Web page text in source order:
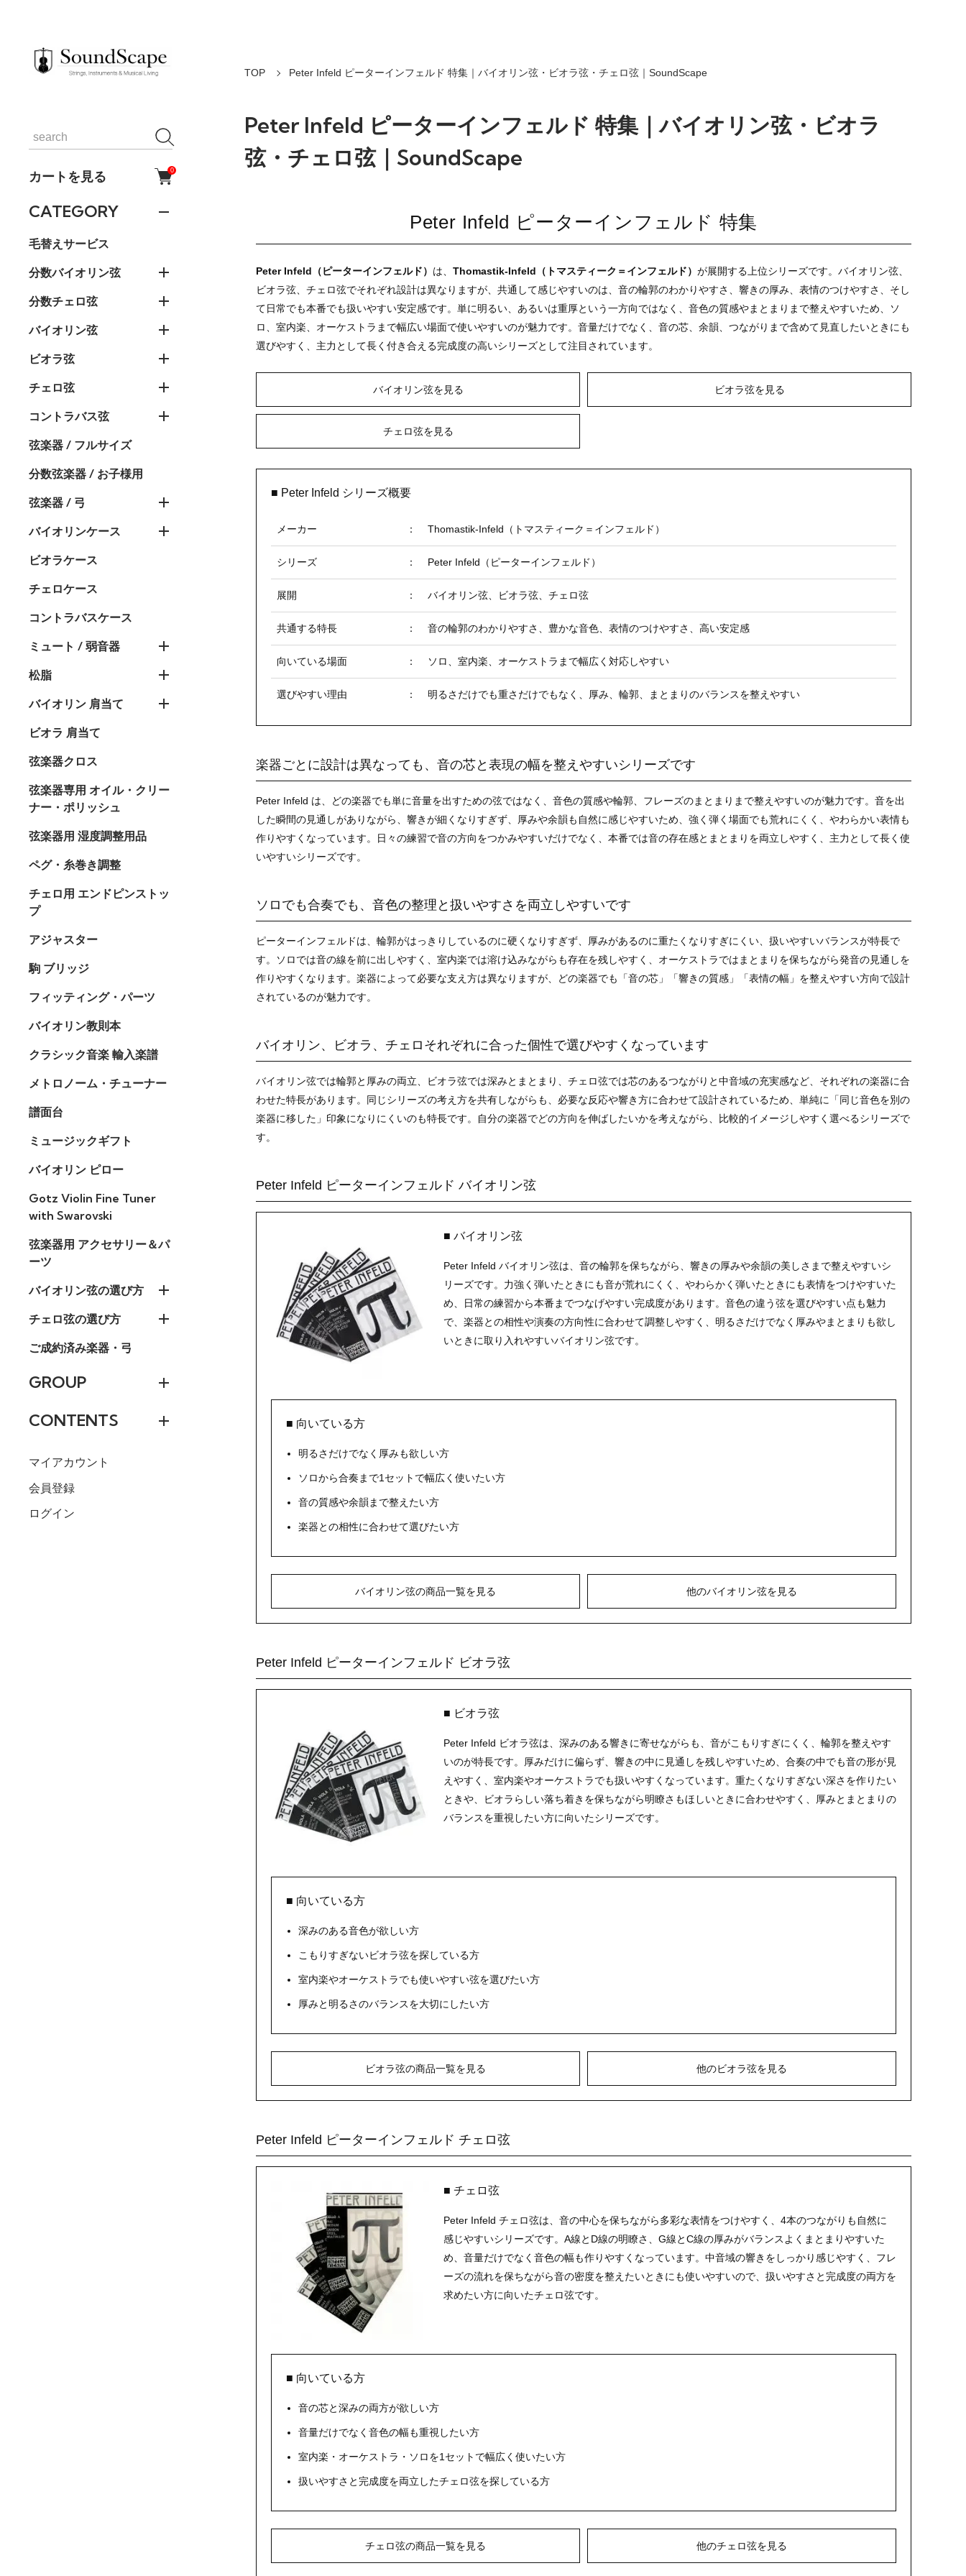
カートを見る 0
CATEGORY
毛替えサービス
分数バイオリン弦
分数チェロ弦
バイオリン弦
ビオラ弦
チェロ弦
コントラバス弦
弦楽器 / フルサイズ
分数弦楽器 / お子様用
弦楽器 / 弓
バイオリンケース
ビオラケース
チェロケース
コントラバスケース
ミュート / 弱音器
松脂
バイオリン 肩当て
ビオラ 肩当て
弦楽器クロス
弦楽器専用 オイル・クリー
ナー・ポリッシュ
弦楽器用 湿度調整用品
ペグ・糸巻き調整
チェロ用 エンドピンストッ
プ
アジャスター
駒 ブリッジ
フィッティング・パーツ
バイオリン教則本
クラシック音楽 輸入楽譜
メトロノーム・チューナー
譜面台
ミュージックギフト
バイオリン ピロー
Gotz Violin Fine Tuner
with Swarovski
弦楽器用 アクセサリー＆パ
ーツ
バイオリン弦の選び方
チェロ弦の選び方
ご成約済み楽器・弓
GROUP
CONTENTS
マイアカウント
会員登録
ログイン
TOP Peter Infeld ピーターインフェルド 特集｜バイオリン弦・ビオラ弦・チェロ弦｜SoundScape
Peter Infeld ピーターインフェルド 特集｜バイオリン弦・ビオラ
弦・チェロ弦｜SoundScape
Peter Infeld ピーターインフェルド 特集
Peter Infeld（ピーターインフェルド） は、 Thomastik-Infeld（トマスティーク＝インフェルド） が展開する上位シリーズです。バイオリン弦、
ビオラ弦、チェロ弦でそれぞれ設計は異なりますが、共通して感じやすいのは、音の輪郭のわかりやすさ、響きの厚み、表情のつけやすさ、そし
て日常でも本番でも扱いやすい安定感です。単に明るい、あるいは重厚という一方向ではなく、音色の質感やまとまりまで整えやすいため、ソ
ロ、室内楽、オーケストラまで幅広い場面で使いやすいのが魅力です。音量だけでなく、音の芯、余韻、つながりまで含めて見直したいときにも
選びやすく、主力として長く付き合える完成度の高いシリーズとして注目されています。
バイオリン弦を見る ビオラ弦を見る
チェロ弦を見る
■ Peter Infeld シリーズ概要
メーカー ： Thomastik-Infeld（トマスティーク＝インフェルド）
シリーズ ： Peter Infeld（ピーターインフェルド）
展開 ： バイオリン弦、ビオラ弦、チェロ弦
共通する特長 ： 音の輪郭のわかりやすさ、豊かな音色、表情のつけやすさ、高い安定感
向いている場面 ： ソロ、室内楽、オーケストラまで幅広く対応しやすい
選びやすい理由 ： 明るさだけでも重さだけでもなく、厚み、輪郭、まとまりのバランスを整えやすい
楽器ごとに設計は異なっても、音の芯と表現の幅を整えやすいシリーズです
Peter Infeld は、どの楽器でも単に音量を出すための弦ではなく、音色の質感や輪郭、フレーズのまとまりまで整えやすいのが魅力です。音を出
した瞬間の見通しがありながら、響きが細くなりすぎず、厚みや余韻も自然に感じやすいため、強く弾く場面でも荒れにくく、やわらかい表情も
作りやすくなっています。日々の練習で音の方向をつかみやすいだけでなく、本番では音の存在感とまとまりを両立しやすく、主力として長く使
いやすいシリーズです。
ソロでも合奏でも、音色の整理と扱いやすさを両立しやすいです
ピーターインフェルドは、輪郭がはっきりしているのに硬くなりすぎず、厚みがあるのに重たくなりすぎにくい、扱いやすいバランスが特長で
す。ソロでは音の線を前に出しやすく、室内楽では溶け込みながらも存在を残しやすく、オーケストラではまとまりを保ちながら発音の見通しを
作りやすくなります。楽器によって必要な支え方は異なりますが、どの楽器でも「音の芯」「響きの質感」「表情の幅」を整えやすい方向で設計
されているのが魅力です。
バイオリン、ビオラ、チェロそれぞれに合った個性で選びやすくなっています
バイオリン弦では輪郭と厚みの両立、ビオラ弦では深みとまとまり、チェロ弦では芯のあるつながりと中音域の充実感など、それぞれの楽器に合
わせた特長があります。同じシリーズの考え方を共有しながらも、必要な反応や響き方に合わせて設計されているため、単純に「同じ音色を別の
楽器に移した」印象になりにくいのも特長です。自分の楽器でどの方向を伸ばしたいかを考えながら、比較的イメージしやすく選べるシリーズで
す。
Peter Infeld ピーターインフェルド バイオリン弦
■ バイオリン弦
Peter Infeld バイオリン弦は、音の輪郭を保ちながら、響きの厚みや余韻の美しさまで整えやすいシ
リーズです。力強く弾いたときにも音が荒れにくく、やわらかく弾いたときにも表情をつけやすいた
め、日常の練習から本番までつなげやすい完成度があります。音色の違う弦を選びやすい点も魅力
で、楽器との相性や演奏の方向性に合わせて調整しやすく、明るさだけでなく厚みやまとまりも欲し
いときに取り入れやすいバイオリン弦です。
■ 向いている方
明るさだけでなく厚みも欲しい方
ソロから合奏まで1セットで幅広く使いたい方
音の質感や余韻まで整えたい方
楽器との相性に合わせて選びたい方
バイオリン弦の商品一覧を見る 他のバイオリン弦を見る
Peter Infeld ピーターインフェルド ビオラ弦
■ ビオラ弦
Peter Infeld ビオラ弦は、深みのある響きに寄せながらも、音がこもりすぎにくく、輪郭を整えやす
いのが特長です。厚みだけに偏らず、響きの中に見通しを残しやすいため、合奏の中でも音の形が見
えやすく、室内楽やオーケストラでも扱いやすくなっています。重たくなりすぎない深さを作りたい
ときや、ビオラらしい落ち着きを保ちながら明瞭さもほしいときに合わせやすく、厚みとまとまりの
バランスを重視したい方に向いたシリーズです。
■ 向いている方
深みのある音色が欲しい方
こもりすぎないビオラ弦を探している方
室内楽やオーケストラでも使いやすい弦を選びたい方
厚みと明るさのバランスを大切にしたい方
ビオラ弦の商品一覧を見る 他のビオラ弦を見る
Peter Infeld ピーターインフェルド チェロ弦
■ チェロ弦
Peter Infeld チェロ弦は、音の中心を保ちながら多彩な表情をつけやすく、4本のつながりも自然に
感じやすいシリーズです。A線とD線の明瞭さ、G線とC線の厚みがバランスよくまとまりやすいた
め、音量だけでなく音色の幅も作りやすくなっています。中音域の響きをしっかり感じやすく、フレ
ーズの流れを保ちながら音の密度を整えたいときにも使いやすいので、扱いやすさと完成度の両方を
求めたい方に向いたチェロ弦です。
■ 向いている方
音の芯と深みの両方が欲しい方
音量だけでなく音色の幅も重視したい方
室内楽・オーケストラ・ソロを1セットで幅広く使いたい方
扱いやすさと完成度を両立したチェロ弦を探している方
チェロ弦の商品一覧を見る 他のチェロ弦を見る